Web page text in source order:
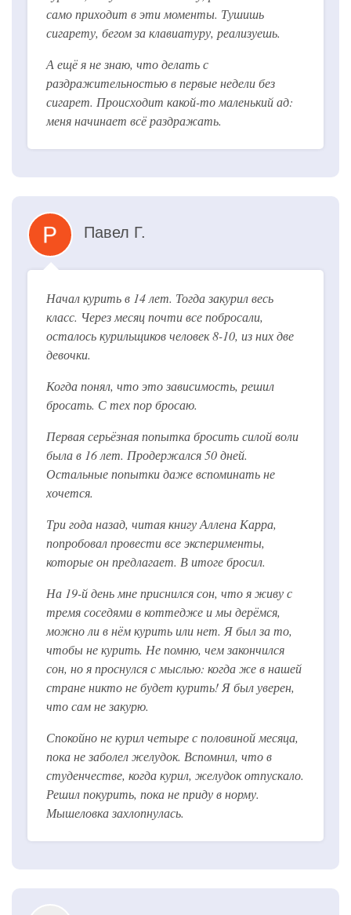
само приходит в эти моменты. Тушишь
сигарету, бегом за клавиатуру, реализуешь.
А ещё я не знаю, что делать с
раздражительностью в первые недели без
сигарет. Происходит какой-то маленький ад:
меня начинает всё раздражать.
Павел Г.
Начал курить в 14 лет. Тогда закурил весь
класс. Через месяц почти все побросали,
осталось курильщиков человек 8-10, из них две
девочки.
Когда понял, что это зависимость, решил
бросать. С тех пор бросаю.
Первая серьёзная попытка бросить силой воли
была в 16 лет. Продержался 50 дней.
Остальные попытки даже вспоминать не
хочется.
Три года назад, читая книгу Аллена Карра,
попробовал провести все эксперименты,
которые он предлагает. В итоге бросил.
На 19-й день мне приснился сон, что я живу с
тремя соседями в коттедже и мы дерёмся,
можно ли в нём курить или нет. Я был за то,
чтобы не курить. Не помню, чем закончился
сон, но я проснулся с мыслью: когда же в нашей
стране никто не будет курить! Я был уверен,
что сам не закурю.
Спокойно не курил четыре с половиной месяца,
пока не заболел желудок. Вспомнил, что в
студенчестве, когда курил, желудок отпускало.
Решил покурить, пока не приду в норму.
Мышеловка захлопнулась.